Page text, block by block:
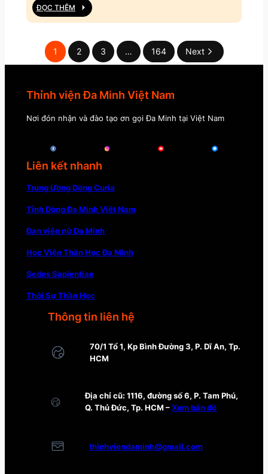
ĐỌC THÊM
1 2 3 … 164 Next
Thỉnh viện Đa Minh Việt Nam
Nơi đón nhận và đào tạo ơn gọi Đa Minh tại Việt Nam
Liên kết nhanh
Trung Ương Dòng Curia
Tỉnh Dòng Đa Minh Việt Nam
Đan viện nữ Đa Minh
Học Viện Thần Học Đa Minh
Sedes Sapientiae
Thời Sự Thần Học
Thông tin liên hệ
70/1 Tổ 1, Kp Bình Đường 3, P. Dĩ An, Tp.
HCM
Địa chỉ cũ: 1116, đường số 6, P. Tam Phú,
Q. Thủ Đức, Tp. HCM –Xem bản đồ
thinhviendaminh@gmail.com